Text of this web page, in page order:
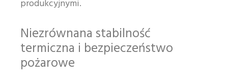
produkcyjnymi.
Niezrównana stabilność
termiczna i bezpieczeństwo
pożarowe